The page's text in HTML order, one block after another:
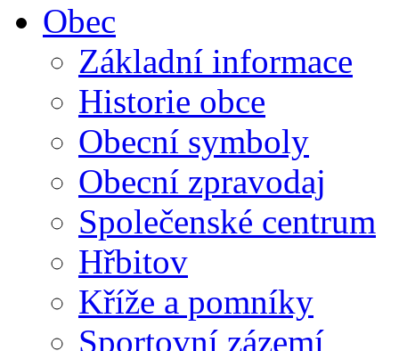
Obec
Základní informace
Historie obce
Obecní symboly
Obecní zpravodaj
Společenské centrum
Hřbitov
Kříže a pomníky
Sportovní zázemí